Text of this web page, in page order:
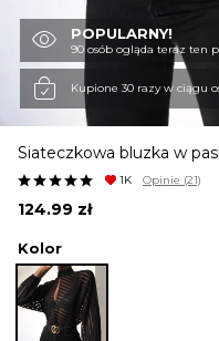
KURTKI I PŁASZCZE
SPODNIE
KOMBINEZONY
POPULARNY!
90 osób ogląda teraz ten
Kupione 30 razy w ciągu
Siateczkowa bluzka w
1K Opinie (21)
124.99 zł
Kolor